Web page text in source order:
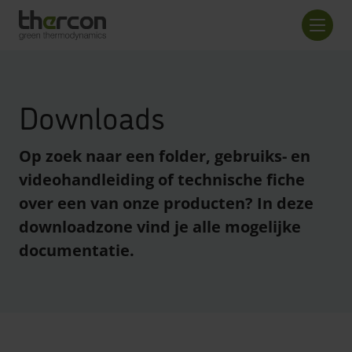
Overzicht checkout
Downloads
Op zoek naar een folder, gebruiks- en
videohandleiding of technische fiche
over een van onze producten? In deze
downloadzone vind je alle mogelijke
documentatie.